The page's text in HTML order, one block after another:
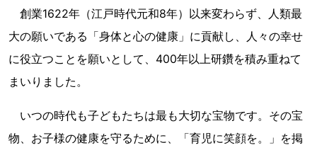
創業1622年（江戸時代元和8年）以来変わらず、人類最
大の願いである「身体と心の健康」に貢献し、人々の幸せ
に役立つことを願いとして、400年以上研鑽を積み重ねて
まいりました。
いつの時代も子どもたちは最も大切な宝物です。その宝
物、お子様の健康を守るために、「育児に笑顔を。」を掲